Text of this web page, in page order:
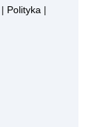
| Polityka |